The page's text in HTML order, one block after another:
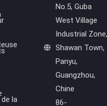
No.5, Guba
West Village
Industrial Zone,
Shawan Town,
Panyu,
Guangzhou,
Chine
86-
la